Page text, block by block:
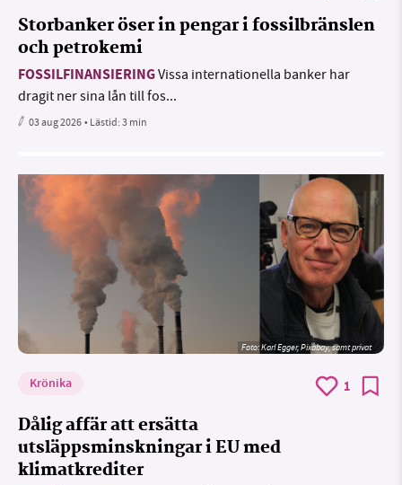
Storbanker öser in pengar i fossilbränslen
och petrokemi
FOSSILFINANSIERINGVissa internationella banker har
dragit ner sina lån till fos...
03 aug 2026• Lästid:3 min
Foto:Karl Egger, Pixabay, samt privat
Krönika 1
Dålig affär att ersätta
utsläppsminskningar i EU med
klimatkrediter